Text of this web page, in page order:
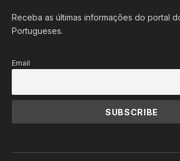
Receba as últimas informações do portal
Portugueses.
Email